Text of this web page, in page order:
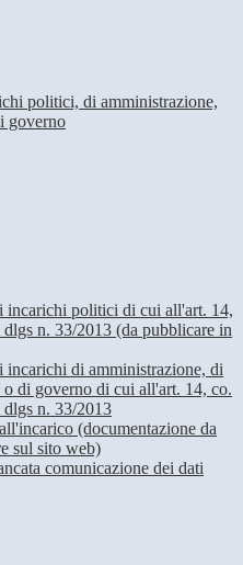
politici, di amministrazione,
governo
incarichi politici di cui all'art. 14,
n. 33/2013 (da pubblicare in
incarichi di amministrazione, di
o di governo di cui all'art. 14, co.
dlgs n. 33/2013
(documentazione da
sul sito web)
comunicazione dei dati